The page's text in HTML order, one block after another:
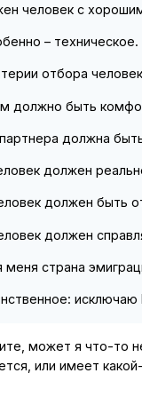
человек с
– техническое.
отбора
должно быть
должна
должен
должен быть
должен
меня страна
может я что-то
или имеет